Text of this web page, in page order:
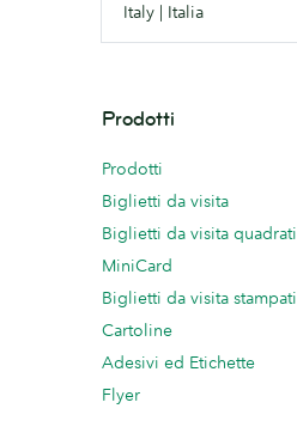
Italy | Italia
Prodotti
Prodotti
Biglietti da visita
Biglietti da visita quadrati
MiniCard
Biglietti da visita stampati
Cartoline
Adesivi ed Etichette
Flyer